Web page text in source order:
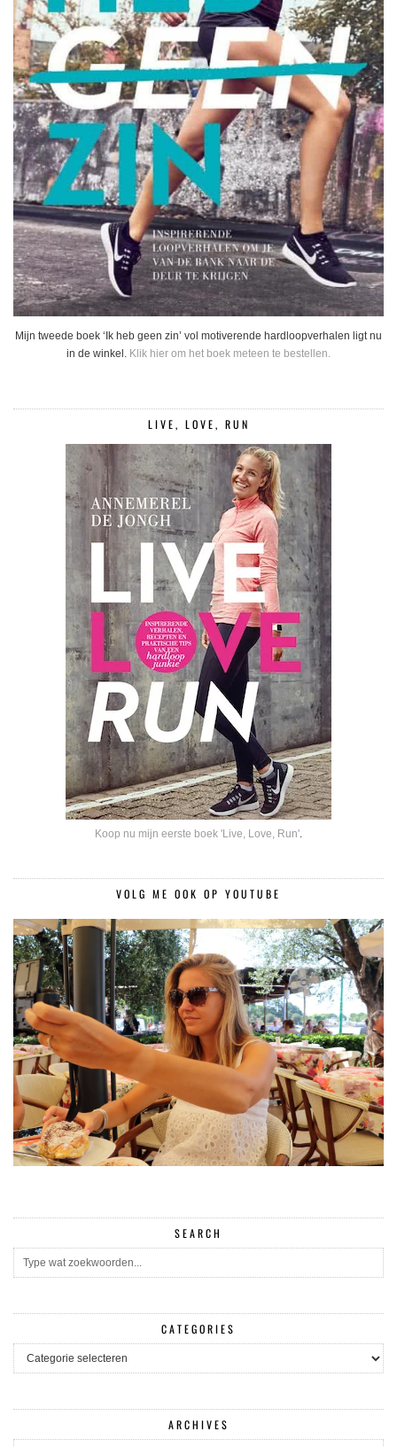
Mijn tweede boek ‘Ik heb geen zin’ vol motiverende hardloopverhalen ligt nu
in de winkel. Klik hier om het boek meteen te bestellen.
LIVE, LOVE, RUN
Koop nu mijn eerste boek 'Live, Love, Run'.
VOLG ME OOK OP YOUTUBE
SEARCH
CATEGORIES
CATEGORIES
ARCHIVES